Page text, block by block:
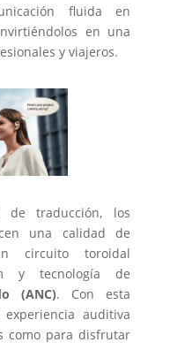
fluida en
en una
y viajeros.
de traducción, los
una calidad de
circuito toroidal
y tecnología de
(ANC). Con esta
auditiva
como para disfrutar